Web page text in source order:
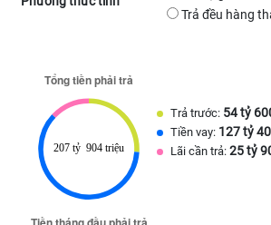
Trả đều hàng
Trả trước: 54 tỷ
Tiền vay: 127 tỷ
Lãi cần trả: 25 tỷ